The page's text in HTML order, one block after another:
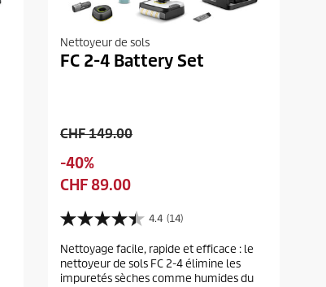
Nettoyeur de sols
FC 2-4 Battery Set
A
c
i
n
r
i
CHF 149.00
S
a
v
g
a
-40%
P
i
a
c
CHF 89.00
4.4 (14)
4
4
s
u
Nettoyage facile, rapide et efficace : le
nettoyeur de sols FC 2-4 élimine les
impuretés sèches comme humides du